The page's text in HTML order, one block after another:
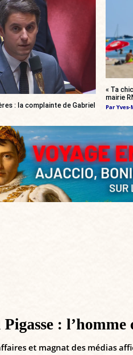
: la complainte de Gabriel
« Ta
mairie
Par Yves-
:
et magnat des médias